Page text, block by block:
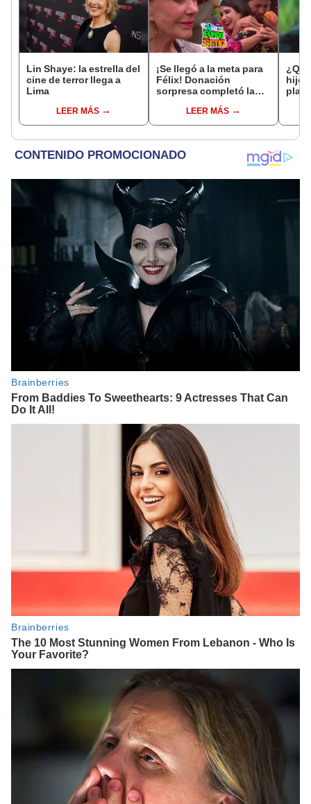
Lin Shaye: la estrella del
cine de terror llega a
Lima
LEER MÁS
¡Se llegó a la meta para
Félix! Donación
sorpresa completó la
LEER MÁS
hijo